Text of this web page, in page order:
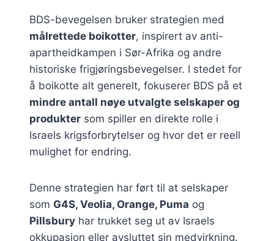
BDS-bevegelsen bruker strategien med
målrettede boikotter, inspirert av anti-
apartheidkampen i Sør-Afrika og andre
historiske frigjøringsbevegelser. I stedet for
å boikotte alt generelt, fokuserer BDS på et
mindre antall nøye utvalgte selskaper og
produkter som spiller en direkte rolle i
Israels krigsforbrytelser og hvor det er reell
mulighet for endring.
Denne strategien har ført til at selskaper
som G4S, Veolia, Orange, Puma og
Pillsbury har trukket seg ut av Israels
okkupasjon eller avsluttet sin medvirkning.